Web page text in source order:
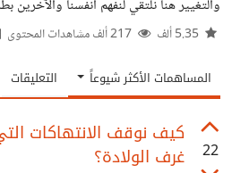
والتغيير هنا نلتقي لنفهم أنفسنا والآخرين
المساهمات الأكثر شيوعاً التعليقات
22
كيف نوقف الانتهاكات
غرف الولادة؟